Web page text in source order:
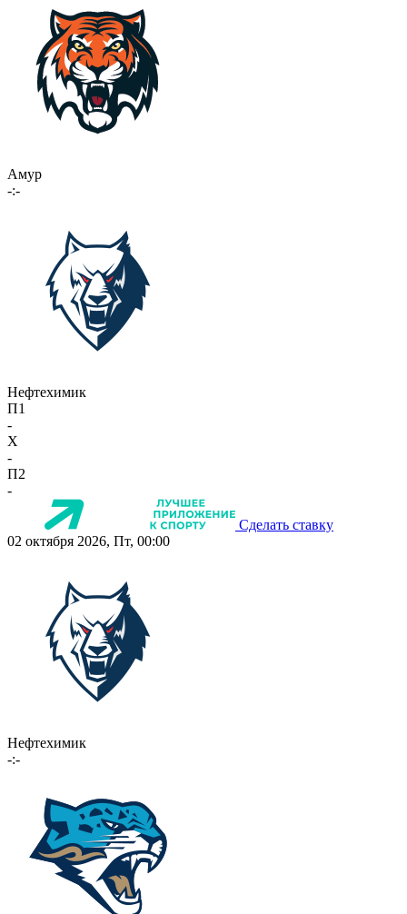
Амур
-:-
Нефтехимик
П1
-
X
-
П2
-
Сделать ставку
02 октября 2026, Пт, 00:00
Нефтехимик
-:-